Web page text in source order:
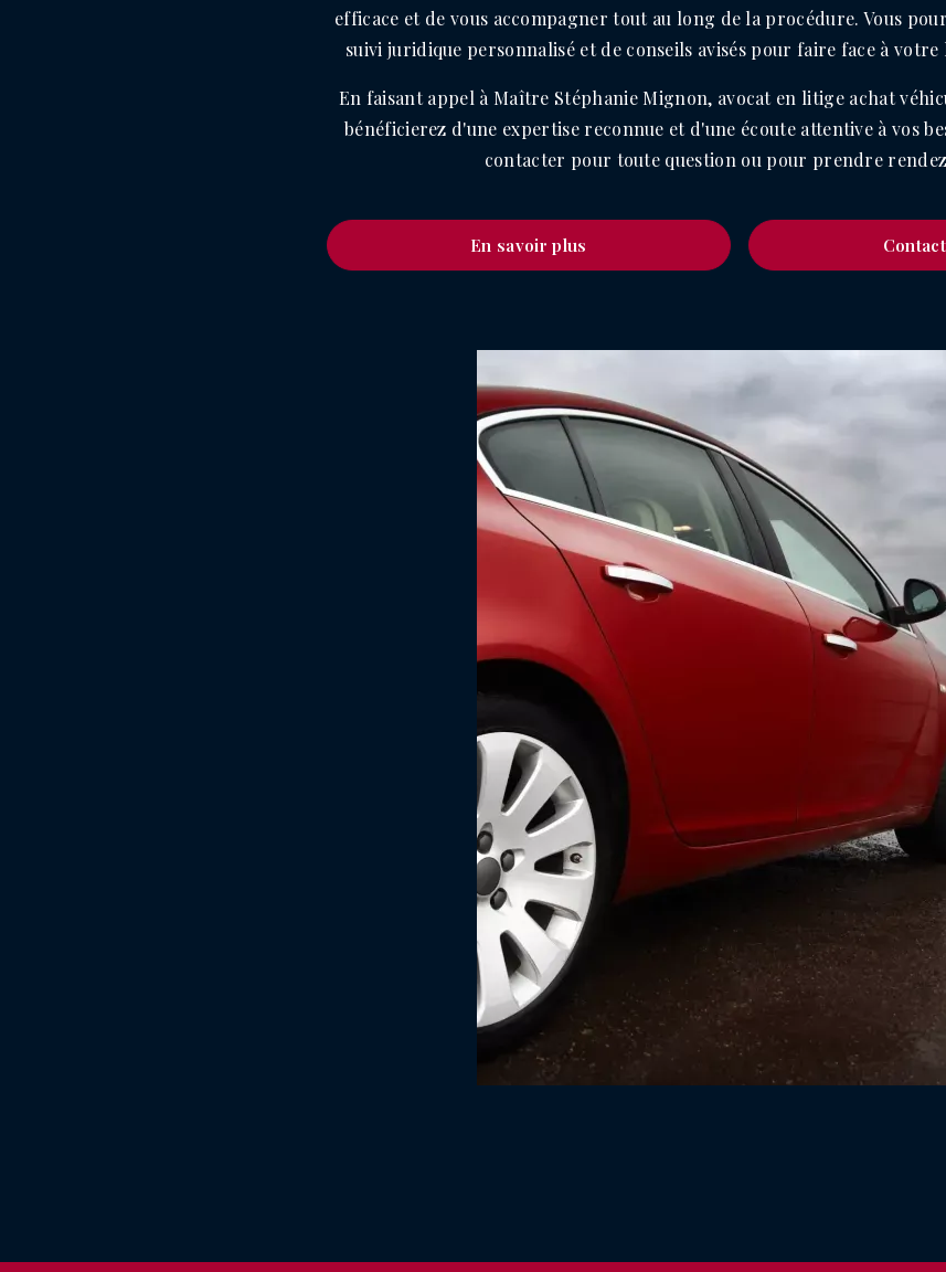
efficace et de vous accompagner tout au long de la procédure. Vous
suivi juridique personnalisé et de conseils avisés pour faire face à
En faisant appel à Maître Stéphanie Mignon, avocat en litige achat
bénéficierez d'une expertise reconnue et d'une écoute attentive à vos
contacter pour toute question ou pour prendre
En savoir plus